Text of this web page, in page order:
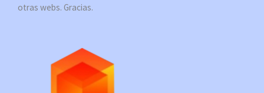
otras webs. Gracias.